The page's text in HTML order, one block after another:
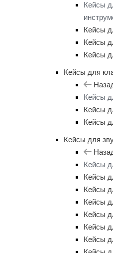
Кейсы
Кейсы
Кейсы
Кейсы
Кейсы для
Кейсы
Кейсы
Кейсы
Кейсы для
Кейсы
Кейсы
Кейсы
Кейсы
Кейсы
Кейсы
Кейсы